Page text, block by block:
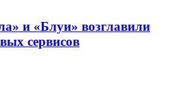
и «Блуи» возглавили
сервисов